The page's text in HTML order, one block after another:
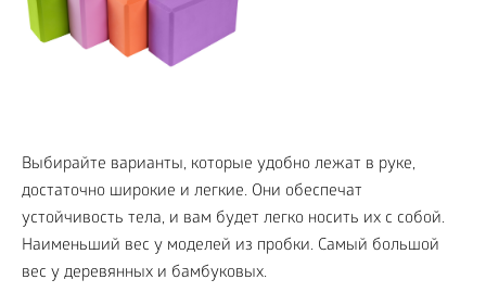
Выбирайте варианты, которые удобно лежат в руке,
достаточно широкие и легкие. Они обеспечат
устойчивость тела, и вам будет легко носить их с собой.
Наименьший вес у моделей из пробки. Самый большой
вес у деревянных и бамбуковых.